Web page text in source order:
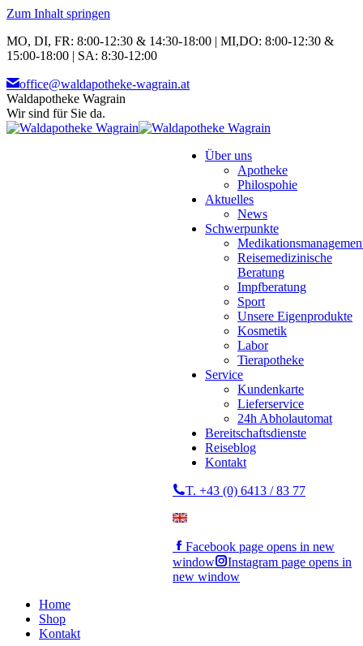
Zum Inhalt springen
MO, DI, FR: 8:00-12:30 & 14:30-18:00 | MI,DO: 8:00-12:30 &
15:00-18:00 | SA: 8:30-12:00
office@waldapotheke-wagrain.at
Waldapotheke Wagrain
Wir sind für Sie da.
Über uns
Apotheke
Philospohie
Aktuelles
News
Schwerpunkte
Reisemedizinische
Beratung
Impfberatung
Sport
Unsere Eigenprodukte
Kosmetik
Labor
Tierapotheke
Service
Kundenkarte
Lieferservice
24h Abholautomat
Bereitschaftsdienste
Reiseblog
Kontakt
T. +43 (0) 6413 / 83 77
Facebook page opens in new
window
Instagram page opens in
new window
Home
Shop
Kontakt